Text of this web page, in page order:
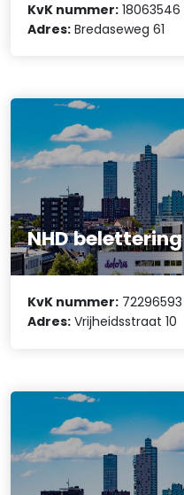
KvK nummer: 18063546
Adres: Bredaseweg 61
NHD belettering
KvK nummer: 72296593
Adres: Vrijheidsstraat 10